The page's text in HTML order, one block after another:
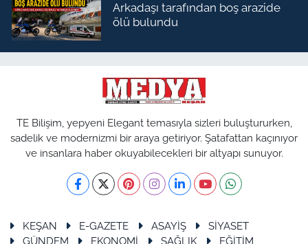
Arkadaşı tarafından boş arazide
ölü bulundu
TE Bilişim, yepyeni Elegant temasıyla sizleri buluştururken,
sadelik ve modernizmi bir araya getiriyor. Şatafattan kaçınıyor
ve insanlara haber okuyabilecekleri bir altyapı sunuyor.
KEŞAN E-GAZETE ASAYİŞ
SİYASET
GÜNDEM
EKONOMİ SAĞLIK EĞİTİM